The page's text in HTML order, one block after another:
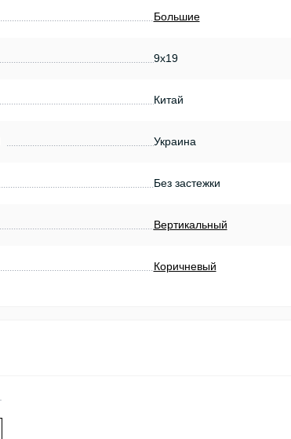
Большие
9x19
Китай
Украина
Без застежки
Вертикальный
Коричневый